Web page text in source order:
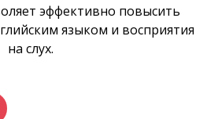
эффективно повысить
языком и восприятия
на слух.